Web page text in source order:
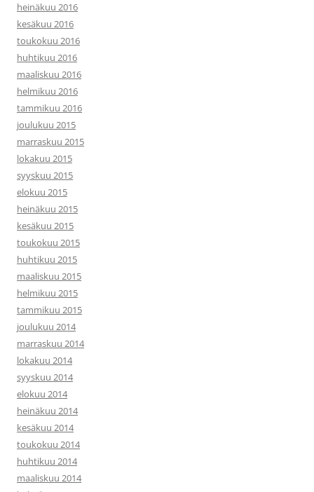
heinäkuu 2016
kesäkuu 2016
toukokuu 2016
huhtikuu 2016
maaliskuu 2016
helmikuu 2016
tammikuu 2016
joulukuu 2015
marraskuu 2015
lokakuu 2015
syyskuu 2015
elokuu 2015
heinäkuu 2015
kesäkuu 2015
toukokuu 2015
huhtikuu 2015
maaliskuu 2015
helmikuu 2015
tammikuu 2015
joulukuu 2014
marraskuu 2014
lokakuu 2014
syyskuu 2014
elokuu 2014
heinäkuu 2014
kesäkuu 2014
toukokuu 2014
huhtikuu 2014
maaliskuu 2014